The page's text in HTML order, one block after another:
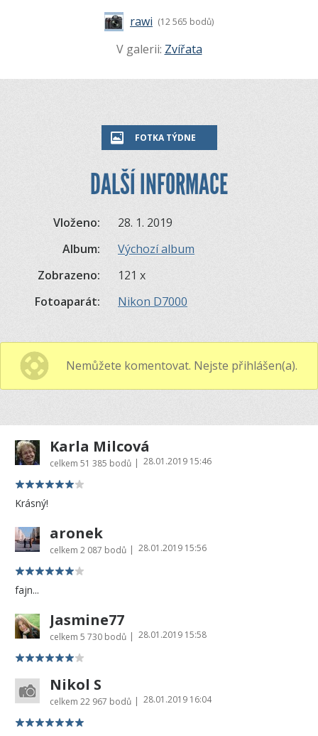
rawi (12 565 bodů)
V galerii: Zvířata
FOTKA TÝDNE
DALŠÍ INFORMACE
Vloženo:
28. 1. 2019
Album:
Výchozí album
Zobrazeno:
121 x
Fotoaparát:
Nikon D7000
Nemůžete komentovat. Nejste přihlášen(a).
Karla Milcová
celkem 51 385 bodů | 28.01.2019 15:46
Krásný!
aronek
celkem 2 087 bodů | 28.01.2019 15:56
fajn...
Jasmine77
celkem 5 730 bodů | 28.01.2019 15:58
Nikol S
celkem 22 967 bodů | 28.01.2019 16:04